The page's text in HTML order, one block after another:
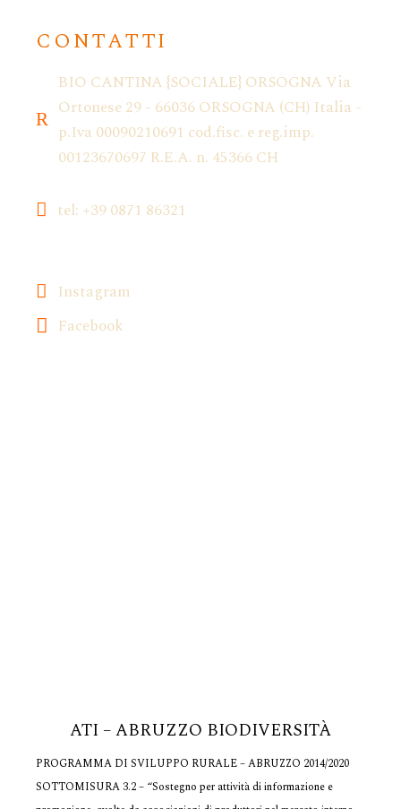
CONTATTI
BIO CANTINA {SOCIALE} ORSOGNA Via
Ortonese 29 - 66036 ORSOGNA (CH) Italia -
p.Iva 00090210691 cod.fisc. e reg.imp.
00123670697 R.E.A. n. 45366 CH
tel: +39 0871 86321
Instagram
Facebook
ATI – ABRUZZO BIODIVERSITÀ
PROGRAMMA DI SVILUPPO RURALE – ABRUZZO 2014/2020
SOTTOMISURA 3.2 – “Sostegno per attività di informazione e